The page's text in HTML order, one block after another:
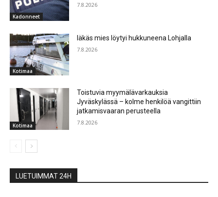
Kadonneet
7.8.2026
Kotimaa
Iäkäs mies löytyi hukkuneena Lohjalla
7.8.2026
Kotimaa
Toistuvia myymälävarkauksia
Jyväskylässä – kolme henkilöä vangittiin
jatkamisvaaran perusteella
7.8.2026
LUETUIMMAT 24H